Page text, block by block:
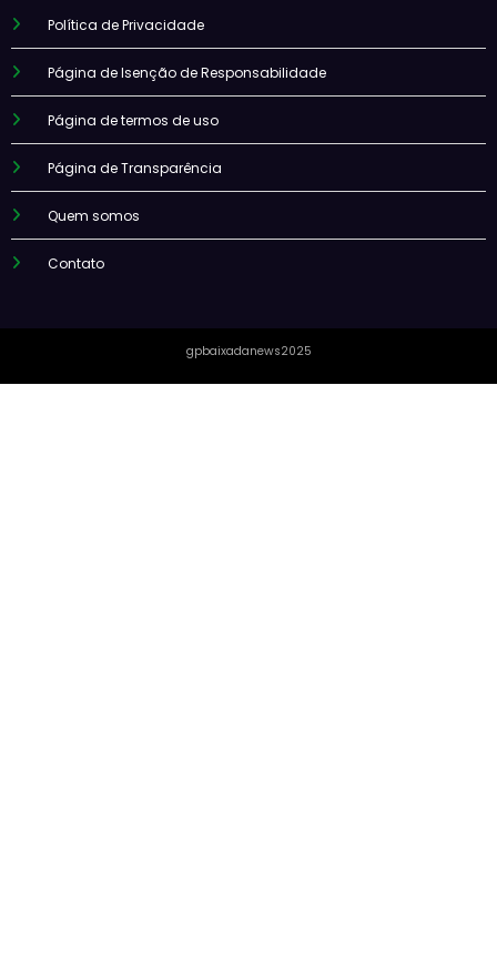
Política de Privacidade
Página de Isenção de Responsabilidade
Página de termos de uso
Página de Transparência
Quem somos
Contato
gpbaixadanews2025